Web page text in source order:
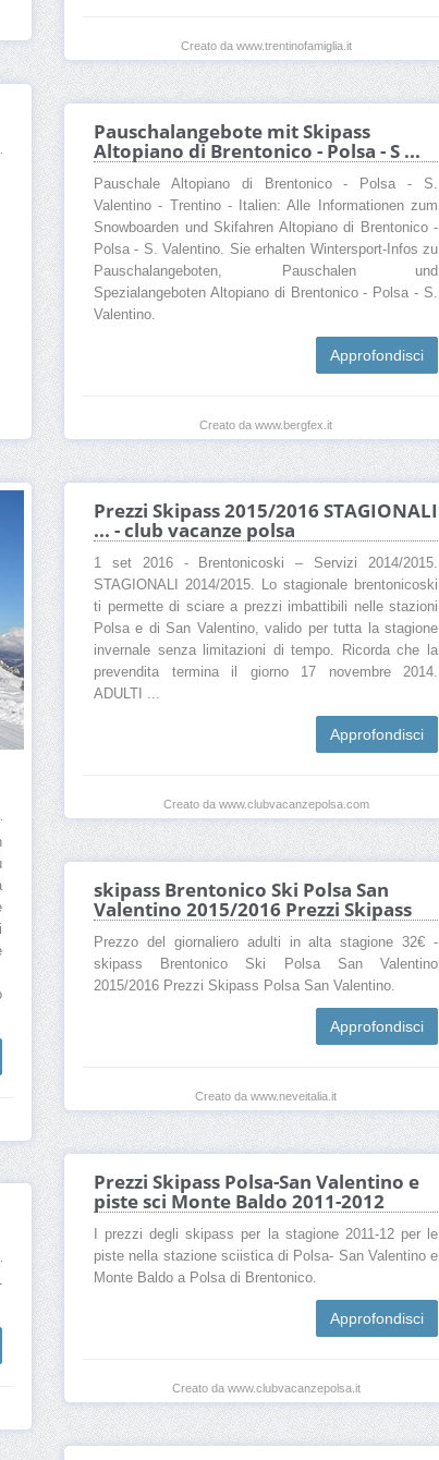
Creato da www.trentinofamiglia.it
Pauschalangebote mit Skipass
Altopiano di Brentonico - Polsa - S ...
Pauschale Altopiano di Brentonico - Polsa - S.
Valentino - Trentino - Italien: Alle Informationen zum
Snowboarden und Skifahren Altopiano di Brentonico -
Polsa - S. Valentino. Sie erhalten Wintersport-Infos zu
Pauschalangeboten, Pauschalen und
Spezialangeboten Altopiano di Brentonico - Polsa - S.
Valentino.
Approfondisci
Creato da www.bergfex.it
Prezzi Skipass 2015/2016 STAGIONALI
... - club vacanze polsa
1 set 2016 - Brentonicoski – Servizi 2014/2015.
STAGIONALI 2014/2015. Lo stagionale brentonicoski
ti permette di sciare a prezzi imbattibili nelle stazioni
Polsa e di San Valentino, valido per tutta la stagione
invernale senza limitazioni di tempo. Ricorda che la
prevendita termina il giorno 17 novembre 2014.
ADULTI ...
Approfondisci
Creato da www.clubvacanzepolsa.com
skipass Brentonico Ski Polsa San
Valentino 2015/2016 Prezzi Skipass
Prezzo del giornaliero adulti in alta stagione 32€ -
skipass Brentonico Ski Polsa San Valentino
2015/2016 Prezzi Skipass Polsa San Valentino.
Approfondisci
Creato da www.neveitalia.it
Prezzi Skipass Polsa-San Valentino e
piste sci Monte Baldo 2011-2012
I prezzi degli skipass per la stagione 2011-12 per le
piste nella stazione sciistica di Polsa- San Valentino e
Monte Baldo a Polsa di Brentonico.
Approfondisci
Creato da www.clubvacanzepolsa.it